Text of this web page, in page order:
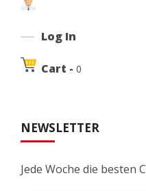
Log In
Cart - 0
NEWSLETTER
Jede Woche die besten